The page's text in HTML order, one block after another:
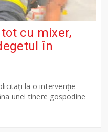
cu mixer,
în
la o intervenție
unei tinere gospodine